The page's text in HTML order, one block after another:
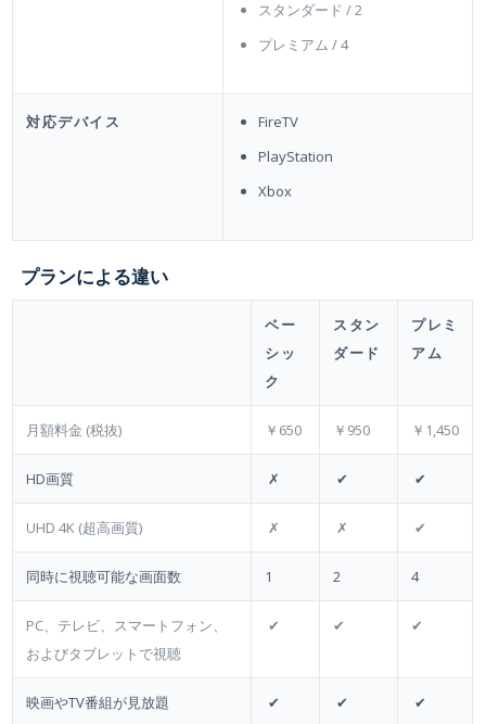
スタンダード / 2
プレミアム / 4
対応デバイス
FireTV
PlayStation
Xbox
プランによる違い
ベー
シッ
ク
スタン
ダード
プレミ
アム
月額料金 (税抜) ￥650 ￥950 ￥1,450
HD画質 ✗ ✔ ✔
UHD 4K (超高画質) ✗ ✗ ✔
同時に視聴可能な画面数 1 2 4
PC、テレビ、スマートフォン、
およびタブレットで視聴
✔ ✔ ✔
映画やTV番組が見放題 ✔ ✔ ✔